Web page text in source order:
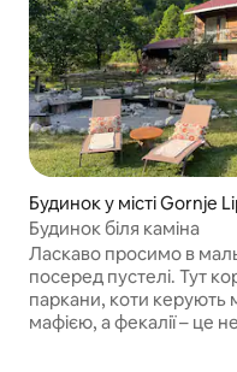
Будинок у місті Gornje
Будинок біля каміна
Ласкаво просимо в
посеред пустелі. Тут
паркани, коти керують
мафією, а фекалії – це